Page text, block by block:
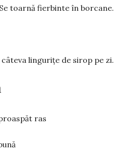
toarnă fierbinte în borcane.
lingurițe de sirop pe zi.
ras